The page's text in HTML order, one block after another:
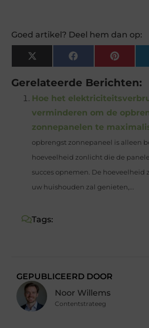
Goed artikel? Deel hem dan op:
X
(Twitter)
Facebook
Gerelateerde Berichten:
Hoe het
verminderen om de
zonnepanelen te
opbrengst zonnepaneel is alleen
hoeveelheid zonlicht die de
succes opnemen. De hoeveelheid
uw huishouden zal genieten,...
Tags:
GEPUBLICEERD DOOR
Noor Willems
Contentstrateeg